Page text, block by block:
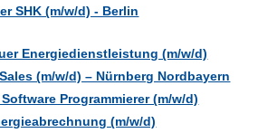
SHK (m/w/d) - Berlin
Energiedienstleistung (m/w/d)
(m/w/d) – Nürnberg Nordbayern
Programmierer (m/w/d)
(m/w/d)